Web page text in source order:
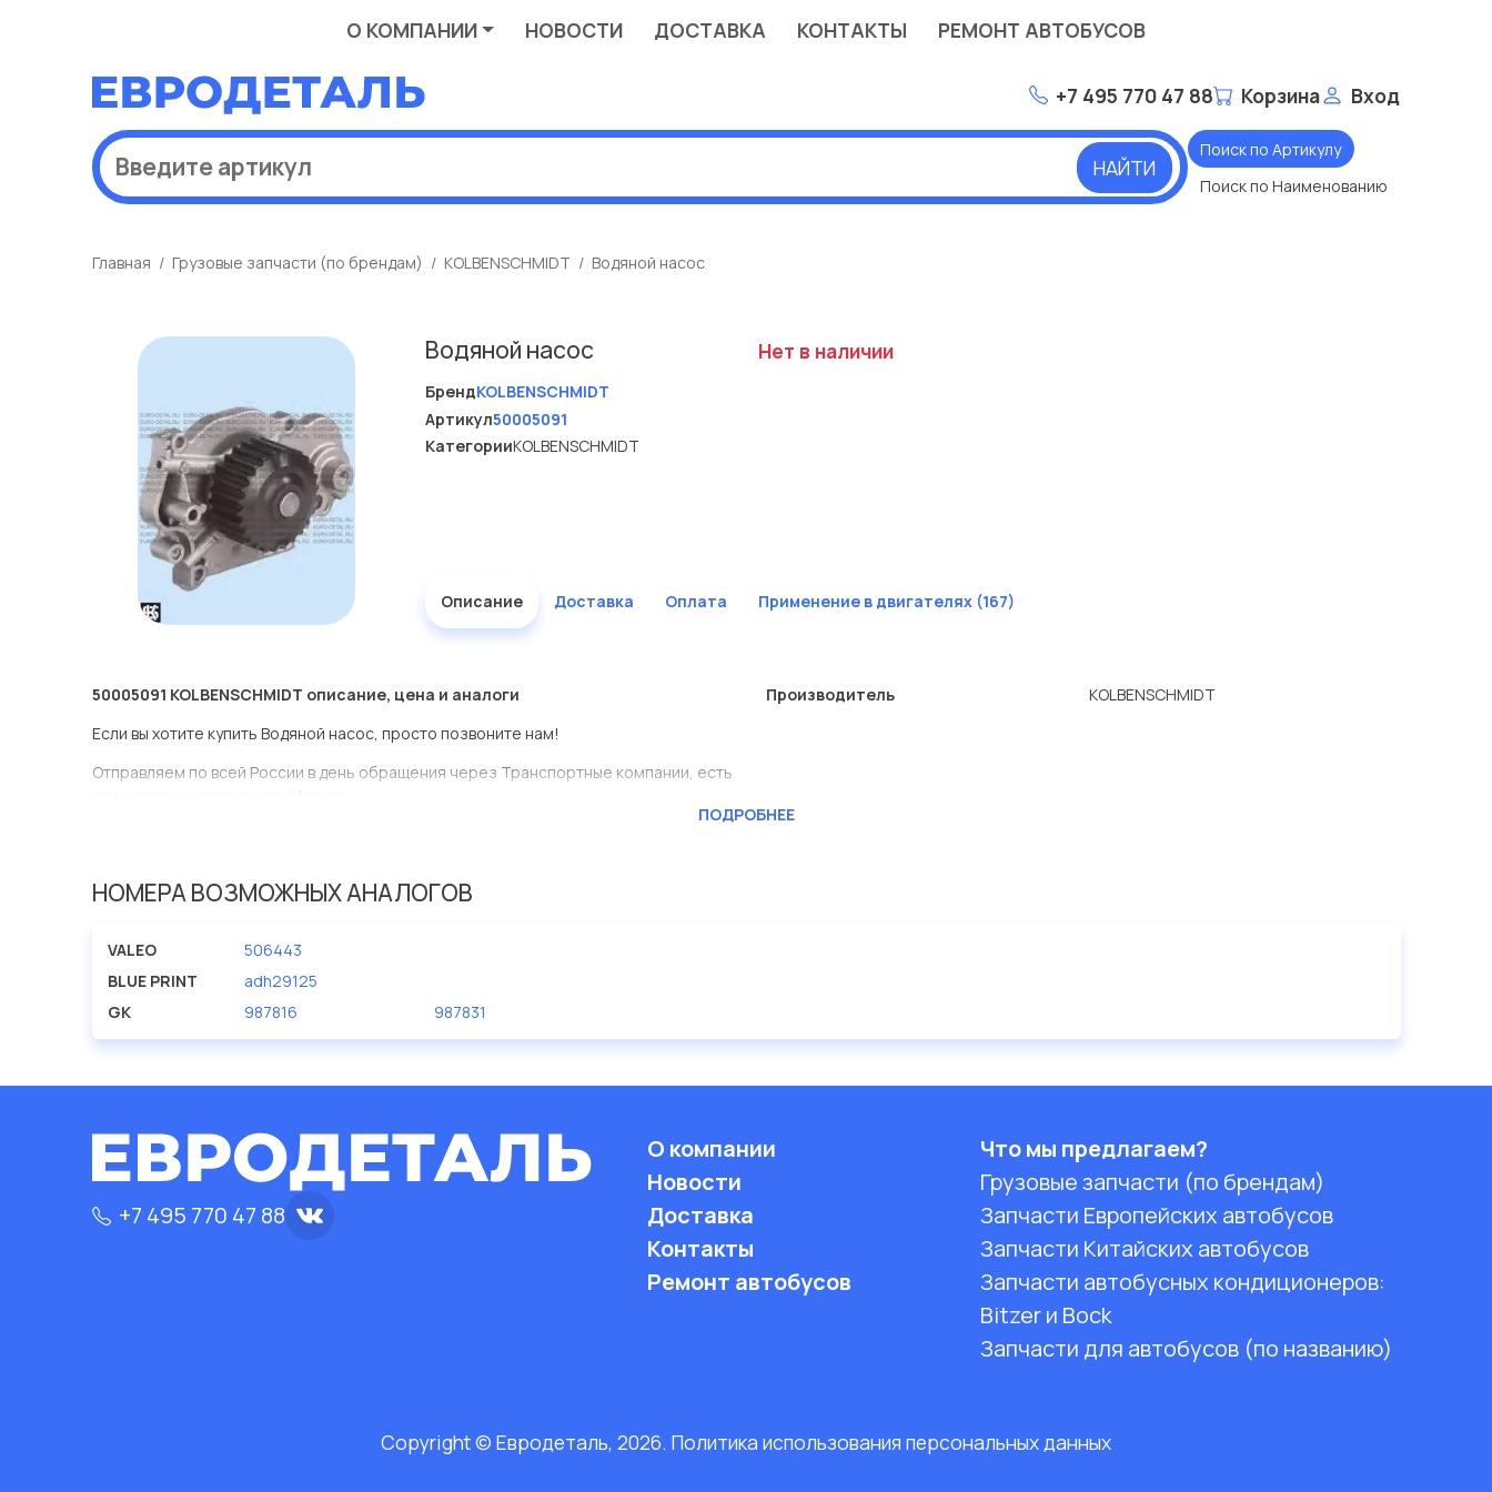
О КОМПАНИИ НОВОСТИ ДОСТАВКА КОНТАКТЫ РЕМОНТ АВТОБУСОВ
+7 495 770 47 88 Корзина Вход
НАЙТИ
Поиск по Артикулу
Поиск по Наименованию
Главная Грузовые запчасти (по брендам) KOLBENSCHMIDT Водяной насос
Водяной насос
БрендKOLBENSCHMIDT
Артикул50005091
КатегорииKOLBENSCHMIDT
Нет в наличии
Описание Доставка Оплата Применение в двигателях (167)
50005091 KOLBENSCHMIDT описание, цена и аналоги
Если вы хотите купить Водяной насос, просто позвоните нам!
Отправляем по всей России в день обращения через Транспортные компании, есть
Мы продаем сертифицированные колодки тормозные дисковые с гарантией от
Производитель KOLBENSCHMIDT
ПОДРОБНЕЕ
НОМЕРА ВОЗМОЖНЫХ АНАЛОГОВ
VALEO
506443
BLUE PRINT
adh29125
GK
987816 987831
+7 495 770 47 88
О компании
Новости
Доставка
Контакты
Ремонт автобусов
Что мы предлагаем?
Грузовые запчасти (по брендам)
Запчасти Европейских автобусов
Запчасти Китайских автобусов
Запчасти автобусных кондиционеров:
Bitzer и Bock
Запчасти для автобусов (по названию)
Copyright © Евродеталь, 2026. Политика использования персональных данных